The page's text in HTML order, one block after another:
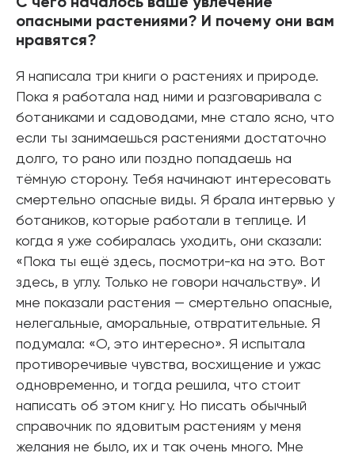
опасными растениями? И почему они вам
нравятся?
Я написала три книги о растениях и природе.
Пока я работала над ними и разговаривала с
ботаниками и садоводами, мне стало ясно, что
если ты занимаешься растениями достаточно
долго, то рано или поздно попадаешь на
тёмную сторону. Тебя начинают интересовать
смертельно опасные виды. Я брала интервью у
ботаников, которые работали в теплице. И
когда я уже собиралась уходить, они сказали:
«Пока ты ещё здесь, посмотри-ка на это. Вот
здесь, в углу. Только не говори начальству». И
мне показали растения — смертельно опасные,
нелегальные, аморальные, отвратительные. Я
подумала: «О, это интересно». Я испытала
противоречивые чувства, восхищение и ужас
одновременно, и тогда решила, что стоит
написать об этом книгу. Но писать обычный
справочник по ядовитым растениям у меня
желания не было, их и так очень много. Мне